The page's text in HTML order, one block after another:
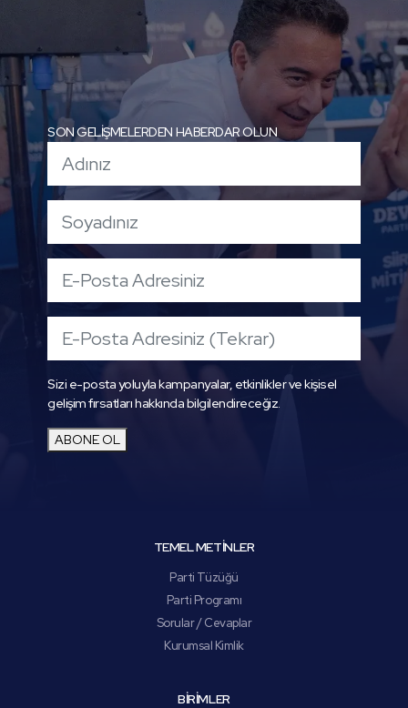
SON GELİŞMELERDEN HABERDAR OLUN
Sizi e-posta yoluyla kampanyalar, etkinlikler ve kişisel
gelişim fırsatları hakkında bilgilendireceğiz.
ABONE OL
TEMEL METİNLER
Parti Tüzüğü
Parti Programı
Sorular / Cevaplar
Kurumsal Kimlik
BİRİMLER